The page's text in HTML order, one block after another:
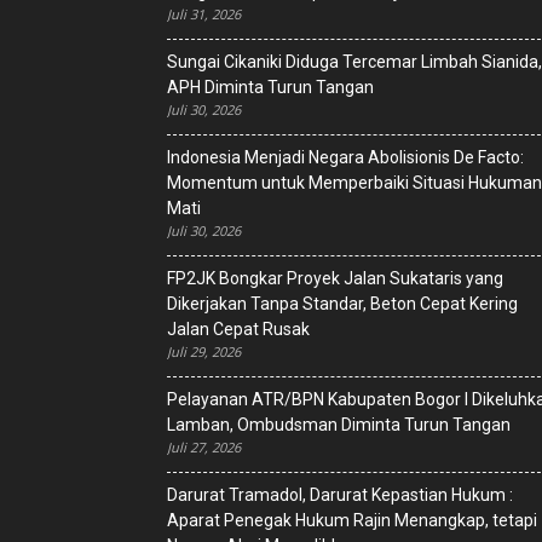
Juli 31, 2026
Sungai Cikaniki Diduga Tercemar Limbah Sianida,
APH Diminta Turun Tangan
Juli 30, 2026
‎Indonesia Menjadi Negara Abolisionis De Facto:
Momentum untuk Memperbaiki Situasi Hukuman
Mati
Juli 30, 2026
FP2JK Bongkar Proyek Jalan Sukataris yang
Dikerjakan Tanpa Standar, Beton Cepat Kering
Jalan Cepat Rusak
Juli 29, 2026
Pelayanan ATR/BPN Kabupaten Bogor I
Lamban, Ombudsman Diminta Turun Tangan
Juli 27, 2026
Darurat Tramadol, Darurat Kepastian Hukum :
Aparat Penegak Hukum Rajin Menangkap, tetapi